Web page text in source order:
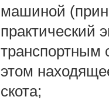
машиной
практический
транспортным
этом
скота;